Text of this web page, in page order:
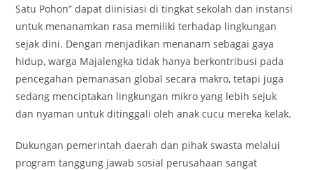
Satu Pohon” dapat diinisiasi di tingkat sekolah dan instansi
untuk menanamkan rasa memiliki terhadap lingkungan
sejak dini. Dengan menjadikan menanam sebagai gaya
hidup, warga Majalengka tidak hanya berkontribusi pada
pencegahan pemanasan global secara makro, tetapi juga
sedang menciptakan lingkungan mikro yang lebih sejuk
dan nyaman untuk ditinggali oleh anak cucu mereka kelak.
Dukungan pemerintah daerah dan pihak swasta melalui
program tanggung jawab sosial perusahaan sangat